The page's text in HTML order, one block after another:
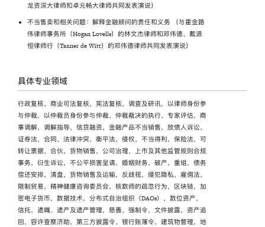
龙资深大律师和卓元畅大律师共同发表演说）
不当售卖和相关问题：解释金融顾问的责任和义务 （与霍金路
伟律师事务所（Hogan Lovells）的林文杰律师和邓伟德、戴源
恒律师行（Tanner de Witt）的邓伟德律师共同发表演说）
具体专业领域
行政复核，商业司法复核，宪法复核，调查及研讯，以律师身份参
与仲裁，以仲裁员身份参与仲裁，仲裁裁决的执行，专家评估，商
事调解，调解指导，信贷融资，金融产品不当销售，放债人诉讼，
证券法，合同，法律冲突，衡平法，侵权，不当得利，保险法，可
转让票据，合伙，货物销售，公司治理，上市及其他监管规则合规
事务，衍生诉讼，不公平损害呈请，婚姻财务，破产，重组，债务
偿还安排，清盘，货物销售及运输，反歧视，侵犯隐私，雇佣法，
限制贸易，精神健康咨询委员会，核数师的疏忽行为，区块链，加
密电子货币，数据技术，分布式自治组织（DAOs），数位资产，
信托，遗嘱、遗产及遗产管理，慈善，强制令，文件披露，资产追
回，容许查察济助，第三方披露令，银行账簿令，建筑物管理，地